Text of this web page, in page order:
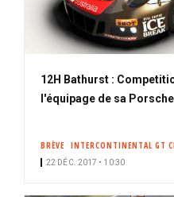
12H Bathurst :
l'équipage de sa Porsche
BRÈVE INTERCONTINENTAL GT
22 DÉC. 2017 • 10:30